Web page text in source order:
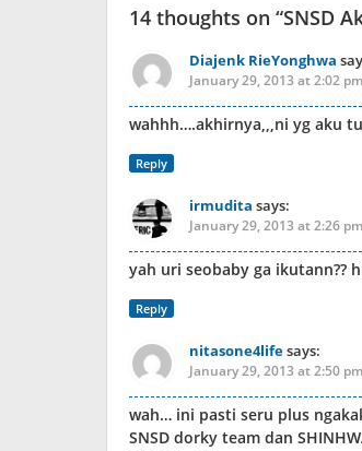
14 thoughts on “SNSD
Diajenk RieYonghwa
January 29, 2013 at 2:02 pm
wahhh….akhirnya,,,ni yg aku
Reply
irmudita says:
January 29, 2013 at 2:26 pm
yah uri seobaby ga ikutann??
Reply
nitasone4lifesays:
January 29, 2013 at 2:50 pm
wah… ini pasti seru plus
SNSD dorky team dan